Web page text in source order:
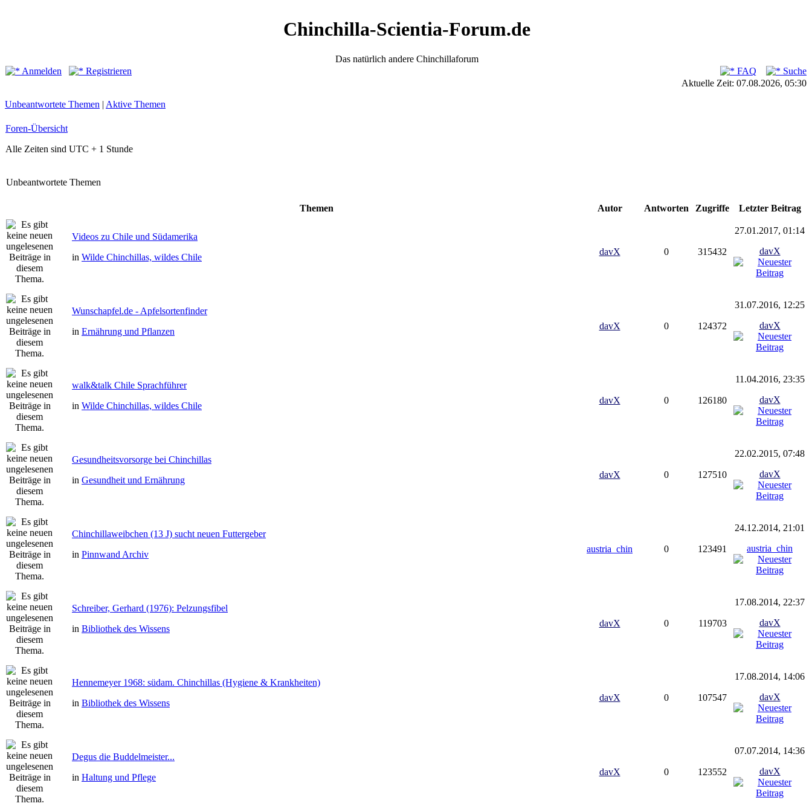
Chinchilla-Scientia-Forum.de
Das natürlich andere Chinchillaforum
Anmelden
Registrieren FAQ
Suche
Aktuelle Zeit: 07.08.2026, 05:30
Unbeantwortete Themen | Aktive Themen
Foren-Übersicht
Alle Zeiten sind UTC + 1 Stunde
Unbeantwortete Themen
Themen Autor Antworten Zugriffe Letzter Beitrag
Videos zu Chile und Südamerika
in Wilde Chinchillas, wildes Chile
davX 0 315432
27.01.2017, 01:14
davX
Wunschapfel.de - Apfelsortenfinder
in Ernährung und Pflanzen
davX 0 124372
31.07.2016, 12:25
davX
walk&talk Chile Sprachführer
in Wilde Chinchillas, wildes Chile
davX 0 126180
11.04.2016, 23:35
davX
Gesundheitsvorsorge bei Chinchillas
in Gesundheit und Ernährung
davX 0 127510
22.02.2015, 07:48
davX
Chinchillaweibchen (13 J) sucht neuen Futtergeber
in Pinnwand Archiv
austria_chin 0 123491
24.12.2014, 21:01
austria_chin
Schreiber, Gerhard (1976): Pelzungsfibel
in Bibliothek des Wissens
davX 0 119703
17.08.2014, 22:37
davX
Hennemeyer 1968: südam. Chinchillas (Hygiene & Krankheiten)
in Bibliothek des Wissens
davX 0 107547
17.08.2014, 14:06
davX
Degus die Buddelmeister...
in Haltung und Pflege
davX 0 123552
07.07.2014, 14:36
davX